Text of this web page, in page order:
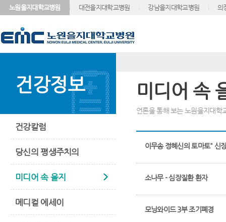
노원을지대학교병원 대전을지대학교병원 강남을지대학교병원 의
건강정보
건강칼럼
당신의 평생주치의
미디어 속 을지
메디컬 에세이
미디어 속
언론을 통해 보는 노원을지대학
이무송 정혜신의 토마토" 신
소나무 - 심장질환 환자
모닝와이드 3부 조기폐경